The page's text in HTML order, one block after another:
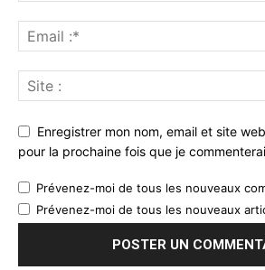
Enregistrer mon nom, email et site
pour la prochaine fois que je
Prévenez-moi de tous les nouveaux
Prévenez-moi de tous les nouveaux